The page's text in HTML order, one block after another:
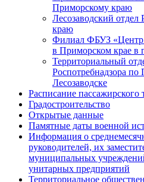
Приморскому краю
Лесозаводский
краю
Филиал ФБУЗ «Центр
в Приморском крае в
Территориальный
Роспотребнадзора
Лесозаводске
Расписание пассажирского
Градостроительство
Открытые данные
Памятные даты военной
Информация о
руководителей, их
муниципальных
унитарных предприятий
Территориальное